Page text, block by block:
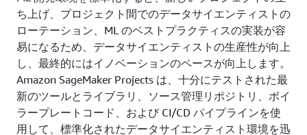
ち上げ、プロジェクト間でのデータサイエンティストの
ローテーション、ML のベストプラクティスの実装が容
易になるため、データサイエンティストの生産性が向上
し、最終的にはイノベーションのペースが向上します。
Amazon SageMaker Projects は、十分にテストされた最
新のツールとライブラリ、ソース管理リポジトリ、ボイ
ラープレートコード、および CI/CD パイプラインを使
用して、標準化されたデータサイエンティスト環境を迅